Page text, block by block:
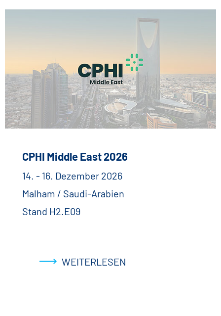
CPHI Middle East 2026
14. - 16. Dezember 2026
Malham / Saudi-Arabien
Stand H2.E09
WEITERLESEN